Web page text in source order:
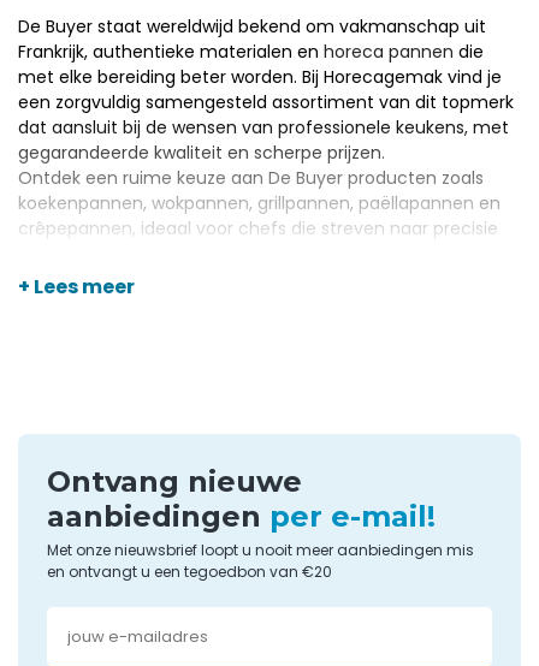
De Buyer staat wereldwijd bekend om vakmanschap uit
Frankrijk, authentieke materialen en horeca pannen die
met elke bereiding beter worden. Bij Horecagemak vind je
een zorgvuldig samengesteld assortiment van dit topmerk
dat aansluit bij de wensen van professionele keukens, met
gegarandeerde kwaliteit en scherpe prijzen.
Ontdek een ruime keuze aan De Buyer producten zoals
koekenpannen, wokpannen, grillpannen, paëllapannen en
crêpepannen, ideaal voor chefs die streven naar precisie
en persoonlijk advies haal je met De Buyer altijd het beste
+ Lees meer
Ontvang nieuwe
aanbiedingen per e-mail!
Met onze nieuwsbrief loopt u nooit meer aanbiedingen mis
en ontvangt u een tegoedbon van €20